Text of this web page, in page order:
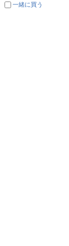
一緒に買う